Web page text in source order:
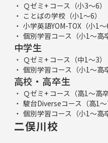
Ｑゼミ+ コース（小3～6）
ことばの学校（小1～6）
小学英語YOM-TOX（小1～6
個別学習コース（小1～高
中学生
Ｑゼミ+ コース（中1～3）
個別学習コース（小1～高
高校・高卒生
Ｑゼミ+ コース（高1～高卒
駿台Diverseコース（高1～
個別学習コース（小1～高
二俣川校